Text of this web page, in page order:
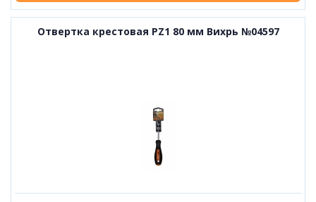
Отвертка крестовая PZ1 80 мм Вихрь №04597